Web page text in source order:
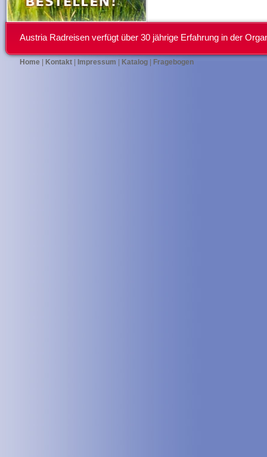
Austria Radreisen verfügt über 30 jährige Erfahrung in der
Home| Kontakt| Impressum Katalog| Fragebogen